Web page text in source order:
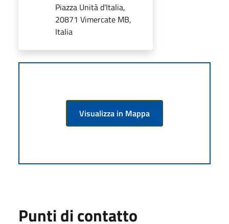
Piazza Unità d'Italia,
20871 Vimercate MB,
Italia
Visualizza in Mappa
Punti di contatto